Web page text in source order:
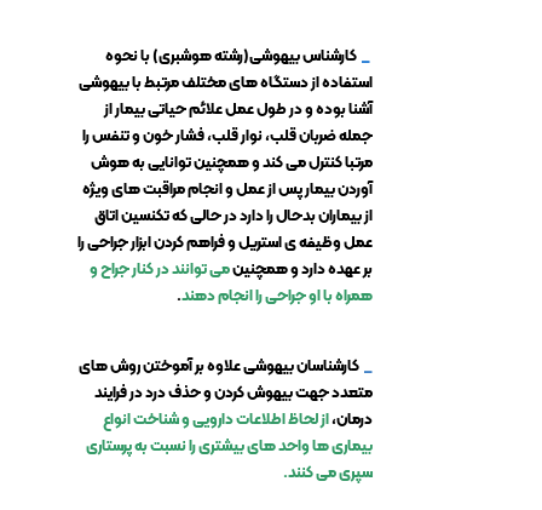
_ کارشناس بیهوشی(رشته هوشبری) با نحوه
استفاده از دستگاه های مختلف مرتبط با بیهوشی
آشنا بوده و در طول عمل علائم حیاتی بیمار از
جمله ضربان قلب، نوار قلب، فشار خون و تنفس را
مرتبا کنترل می کند و همچنین توانایی به هوش
آوردن بیمار پس از عمل و انجام مراقبت های ویژه
از بیماران بدحال را دارد در حالی که تکنسین اتاق
عمل وظیفه ی استریل و فراهم کردن ابزار جراحی را
بر عهده دارد و همچنینمی توانند در کنار جراح و
همراه با او جراحی را انجام دهند.
_ کارشناسان بیهوشی علاوه بر آموختن روش های
متعدد جهت بیهوش کردن و حذف درد در فرایند
درمان،از لحاظ اطلاعات دارویی و شناخت انواع
بیماری ها واحد های بیشتری را نسبت به پرستاری
سپری می کنند.